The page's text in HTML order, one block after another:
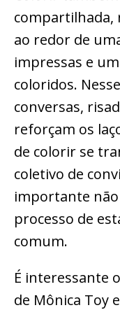
compartilhada,
ao redor de
impressas e
coloridos.
conversas,
reforçam os
de colorir se
coletivo de
importante
processo de
comum.
É interessante
de Mônica Toy